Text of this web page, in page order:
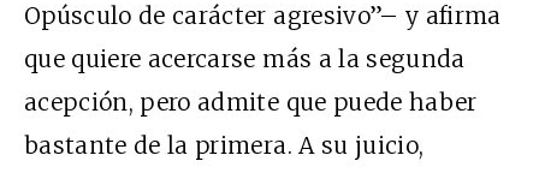
Opúsculo de carácter agresivo”– y afirma
que quiere acercarse más a la segunda
acepción, pero admite que puede haber
bastante de la primera. A su juicio,